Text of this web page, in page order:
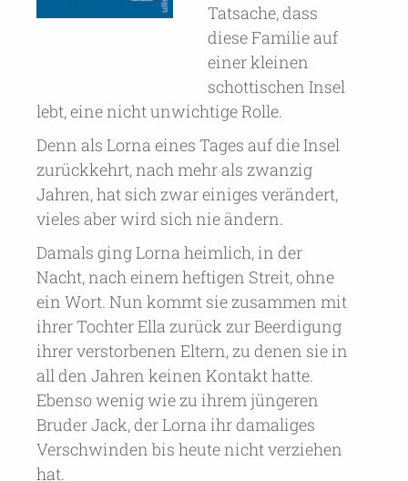
Tatsache, dass
diese Familie auf
einer kleinen
schottischen Insel
lebt, eine nicht unwichtige Rolle.
Denn als Lorna eines Tages auf die Insel
zurückkehrt, nach mehr als zwanzig
Jahren, hat sich zwar einiges verändert,
vieles aber wird sich nie ändern.
Damals ging Lorna heimlich, in der
Nacht, nach einem heftigen Streit, ohne
ein Wort. Nun kommt sie zusammen mit
ihrer Tochter Ella zurück zur Beerdigung
ihrer verstorbenen Eltern, zu denen sie in
all den Jahren keinen Kontakt hatte.
Ebenso wenig wie zu ihrem jüngeren
Bruder Jack, der Lorna ihr damaliges
Verschwinden bis heute nicht verziehen
hat.